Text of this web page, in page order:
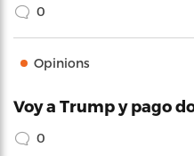
0
Opinions
Voy a Trump y pago
0